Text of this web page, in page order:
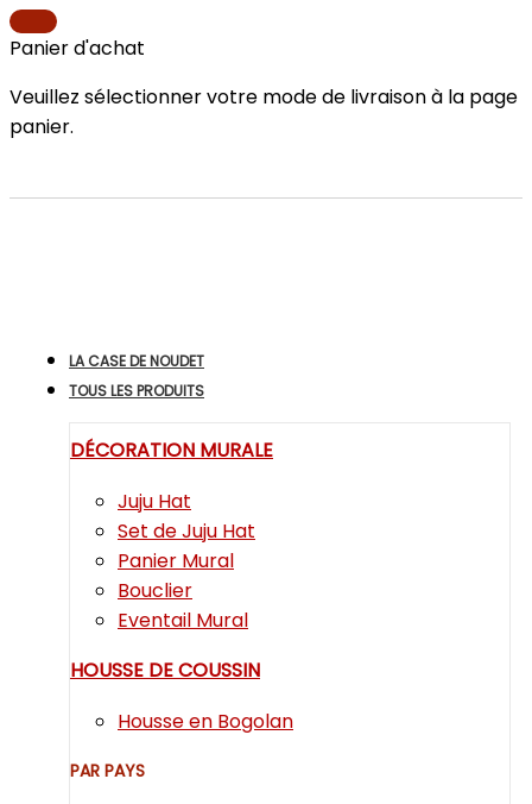
Panier d'achat
Veuillez sélectionner votre mode de livraison à la page
panier.
LA CASE DE NOUDET
TOUS LES PRODUITS
DÉCORATION MURALE
Juju Hat
Set de Juju Hat
Panier Mural
Bouclier
Eventail Mural
HOUSSE DE COUSSIN
Housse en Bogolan
PAR PAYS